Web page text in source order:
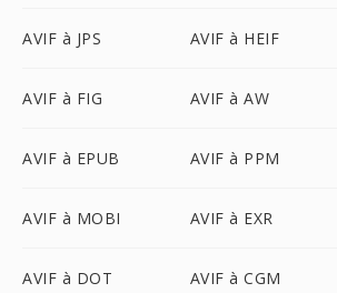
AVIF à JPS AVIF à HEIF
AVIF à FIG AVIF à AW
AVIF à EPUB AVIF à PPM
AVIF à MOBI AVIF à EXR
AVIF à DOT AVIF à CGM